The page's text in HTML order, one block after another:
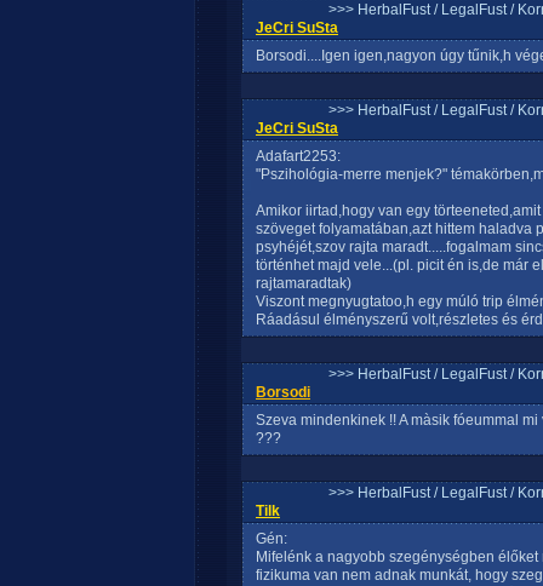
>>> HerbalFust / LegalFust /
JeCri SuSta
Borsodi....Igen igen,nagyon úgy tűnik,h
>>> HerbalFust / LegalFust /
JeCri SuSta
Adafart2253:
"Pszihológia-merre menjek?"
Amikor iirtad,hogy van egy
szöveget folyamatában,azt hittem haladva
psyhéjét,szov rajta maradt.....fogalmam
történhet majd vele...(pl. picit én is,de már
rajtamaradtak)
Viszont megnyugtatoo,h egy múló trip
Ráadásul élményszerű volt,részletes és
>>> HerbalFust / LegalFust /
Borsodi
Szeva mindenkinek !! A màsik fóeummal
???
>>> HerbalFust / LegalFust /
Tilk
Gén:
Mifelénk a nagyobb szegénységben
fizikuma van nem adnak munkát, hogy